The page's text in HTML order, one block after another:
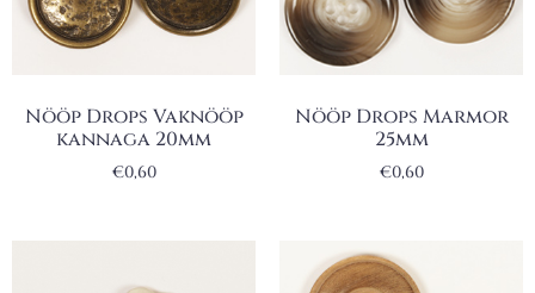
Nööp Drops Vaknööp
kannaga 20mm
€0,60
Nööp Drops Marmor
25mm
€0,60